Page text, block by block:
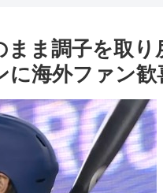
まま調子を取
に海外ファン歓